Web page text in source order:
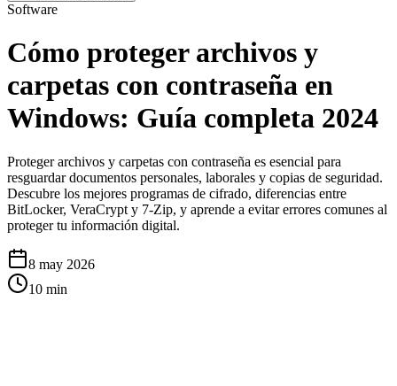
Software
Cómo proteger archivos y
carpetas con contraseña en
Windows: Guía completa 2024
Proteger archivos y carpetas con contraseña es esencial para
resguardar documentos personales, laborales y copias de seguridad.
Descubre los mejores programas de cifrado, diferencias entre
BitLocker, VeraCrypt y 7-Zip, y aprende a evitar errores comunes al
proteger tu información digital.
8 may 2026
10 min